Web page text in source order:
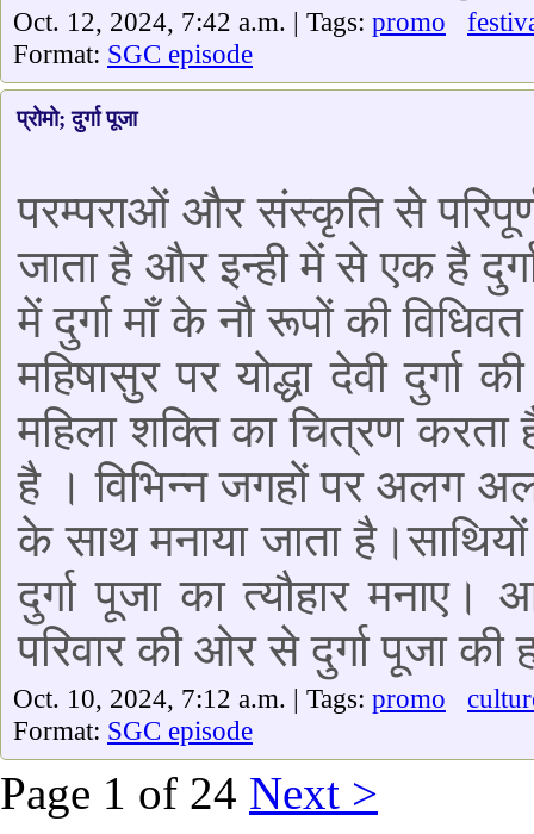
Oct. 12, 2024, 7:42 a.m. | Tags: promo
Format: SGC episode
प्रोमो; दुर्गा पूजा
परम्पराओं और संस्कृति से परिपूर्ण
जाता है और इन्ही में से एक है
में दुर्गा माँ के नौ रूपों की
महिषासुर पर योद्धा देवी दुर्गा
महिला शक्ति का चित्रण करता
है । विभिन्न जगहों पर अलग
के साथ मनाया जाता
दुर्गा पूजा का त्यौहार
परिवार की ओर से दुर्गा पूजा की
Oct. 10, 2024, 7:12 a.m. | Tags: promo
Format: SGC episode
Page 1 of 24 Next >